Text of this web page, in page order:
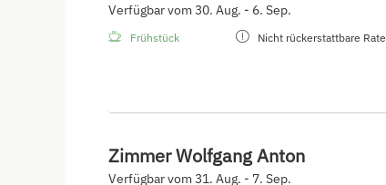
Verfügbar vom 30. Aug. - 6. Sep.
Frühstück Nicht rückerstattbare Rate
Zimmer Wolfgang Anton
Verfügbar vom 31. Aug. - 7. Sep.